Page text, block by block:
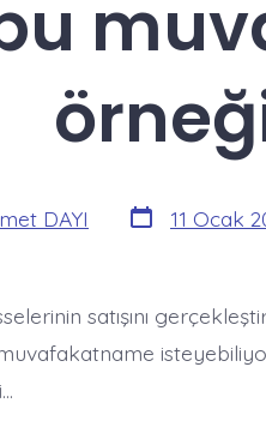
DAYI Yazı
tarihi
11 Ocak
satışını